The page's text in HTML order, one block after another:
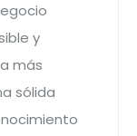
y
más
sólida